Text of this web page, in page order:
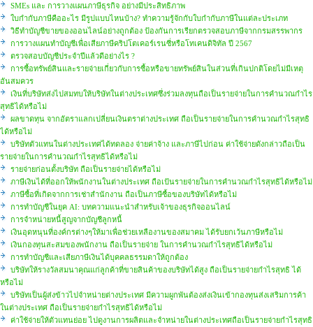
SMEs และ การวางแผนภาษีธุรกิจ อย่างมีประสิทธิภาพ
ใบกำกับภาษีคืออะไร มีรูปแบบไหนบ้าง? ทำความรู้จักกับใบกำกับภาษีในแต่ละประเภท
วิธีทำบัญชีขายของออนไลน์อย่างถูกต้อง ป้องกันการเรียกตรวจสอบภาษีจากกรมสรรพากร
การวางแผนทำบัญชีเพื่อเสียภาษีคริปโตเคอร์เรนซี่หรือโทเคนดิจิทัล ปี 2567
ตรวจสอบบัญชีประจำปีแล้วดีอย่างไร ?
การซื้อทรัพย์สินและรายจ่ายเกี่ยวกับการซื้อหรือขายทรัพย์สินในส่วนที่เกินปกติโดยไม่มีเหตุ
อันสมควร
เงินที่บริษัทส่งไปสมทบให้บริษัทในต่างประเทศซึ่งร่วมลงทุนถือเป็นรายจ่ายในการคำนวณกำไร
สุทธิได้หรือไม่
ผลขาดทุน จากอัตราแลกเปลี่ยนเงินตราต่างประเทศ ถือเป็นรายจ่ายในการคำนวณกำไรสุทธิ
ได้หรือไม่
บริษัทตัวแทนในต่างประเทศได้ทดลอง จ่ายค่าจ้าง และภาษีไปก่อน ค่าใช้จ่ายดังกล่าวถือเป็น
รายจ่ายในการคำนวณกำไรสุทธิได้หรือไม่
รายจ่ายก่อนตั้งบริษัท ถือเป็นรายจ่ายได้หรือไม่
ภาษีเงินได้ที่ออกให้พนักงานในต่างประเทศ ถือเป้นรายจ่ายในการคำนวณกำไรสุทธิได้หรือไม่
ภาษีซื้อที่เกิดจากการเช่าสำนักงาน ถือเป็นภาษีซื้อของบริษัทได้หรือไม่
การทำบัญชีในยุค AI: บทความแนะนำสำหรับเจ้าของธุรกิจออนไลน์
การจำหน่ายหนี้สูญจากบัญชีลูกหนี้
เงินอุดหนุนที่องค์กรต่างๆให้มาเพื่อช่วยเหลืองานของสมาคม ได้รับยกเว้นภาษีหรือไม่
เงินกองทุนสะสมของพนักงาน ถือเป็นรายจ่าย ในการคำนวณกำไรสุทธิได้หรือไม่
การทำบัญชีและเสียภาษีเงินได้บุคคลธรรมดาให้ถูกต้อง
บริษัทให้รางวัลสมนาคุณแก่ลูกค้าที่ขายสินค้าของบริษัทได้สูง ถือเป็นรายจ่ายกำไรสุทธิ ได้
หรือไม่
บริษัทเป็นผู้ส่งข้าวไปจำหน่ายต่างประเทศ มีความผูกพันต้องส่งเงินเข้ากองทุนส่งเสริมการค้า
ในต่างประเทศ ถือเป็นรายจ่ายกำไรสุทธิได้หรือไม่
ค่าใช้จ่ายให้ตัวแทนย่อย ไปดูงานการผลิตและจำหน่ายในต่างประเทศถือเป็นรายจ่ายกำไรสุทธิ